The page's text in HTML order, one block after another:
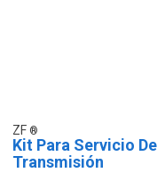
ZF
Kit Para Servicio De
Transmisión